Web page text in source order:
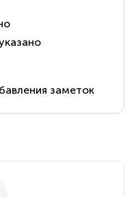
заметок